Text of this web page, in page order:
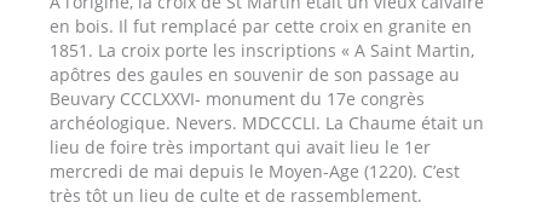
en bois. Il fut remplacé par cette croix en granite en
1851. La croix porte les inscriptions « A Saint Martin,
apôtres des gaules en souvenir de son passage au
Beuvary CCCLXXVI- monument du 17e congrès
archéologique. Nevers. MDCCCLI. La Chaume était un
lieu de foire très important qui avait lieu le 1er
mercredi de mai depuis le Moyen-Age (1220). C’est
très tôt un lieu de culte et de rassemblement.